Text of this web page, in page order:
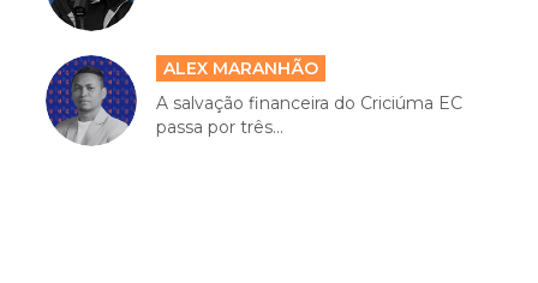
ALEX MARANHÃO
A salvação financeira do Criciúma EC
passa por três...